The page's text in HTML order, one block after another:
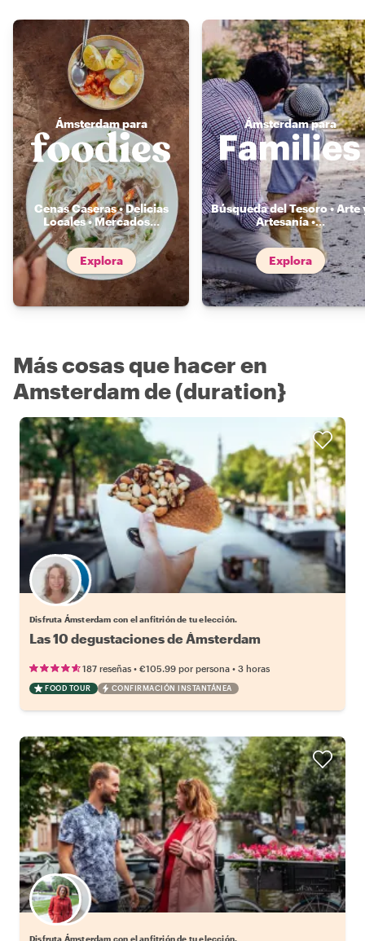
Ámsterdam para
Cenas Caseras • Delicias
Locales • Mercados...
Explora
Ámsterdam para
Búsqueda del Tesoro • Arte
Artesanía •...
Explora
Más cosas que hacer en
Amsterdam de (duration}
Elige tu local favorito
Disfruta Ámsterdam con el anfitrión de tu elección.
Las 10 degustaciones de Ámsterdam
187 reseñas • €105.99 por persona • 3 horas
FOOD TOUR CONFIRMACIÓN INSTANTÁNEA
Elige tu local favorito
Disfruta Ámsterdam con el anfitrión de tu elección.